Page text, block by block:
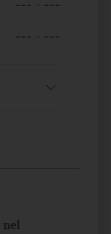
--- ---
--- ---
nel